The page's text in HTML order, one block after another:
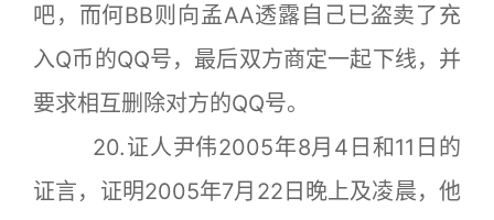
吧，而何BB则向孟AA透露自己已盗卖了充
入Q币的QQ号，最后双方商定一起下线，并
要求相互删除对方的QQ号。
20.证人尹伟2005年8月4日和11日的
证言，证明2005年7月22日晚上及凌晨，他